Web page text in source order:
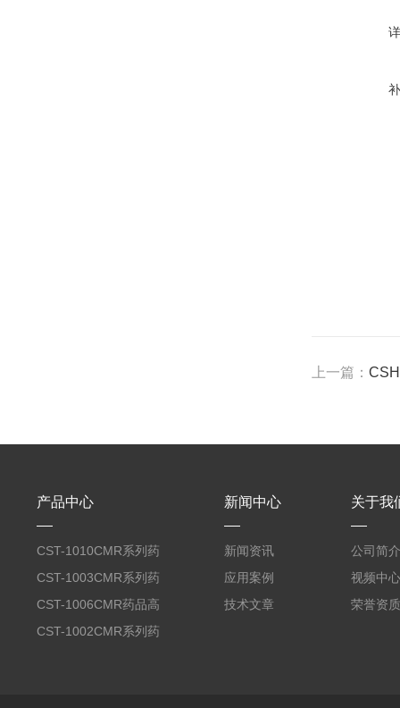
上一篇：
产品中心
CST-1010CMR系列药
品高温试验箱
CST-1003CMR系列药
品高温试验箱
CST-1006CMR药品高
温试验箱
CST-1002CMR系列药
新闻中心
新闻资讯
应用案例
技术文章
关于我
公司简介
视频中心
荣誉资质